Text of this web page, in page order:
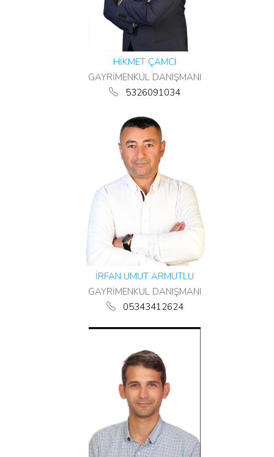
HİKMET ÇAMCI
GAYRİMENKUL DANIŞMANI
5326091034
İRFAN UMUT ARMUTLU
GAYRİMENKUL DANIŞMANI
05343412624